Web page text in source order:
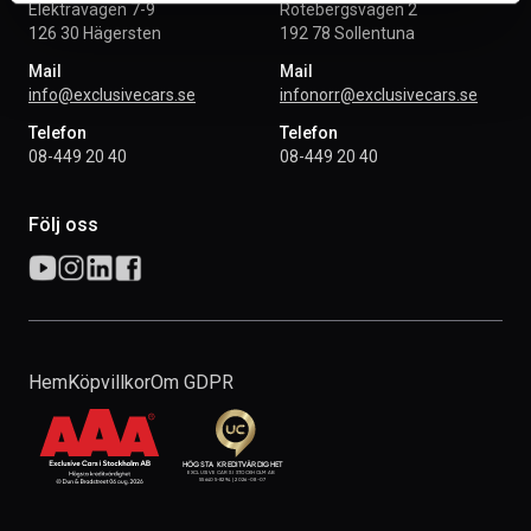
Elektravägen 7-9
126 30 Hägersten
Mail
info@exclusivecars.se
Telefon
08-449 20 40
Rotebergsvägen 2
192 78 Sollentuna
Mail
infonorr@exclusivecars.se
Telefon
08-449 20 40
Följ oss
HemKöpvillkorOm GDPR